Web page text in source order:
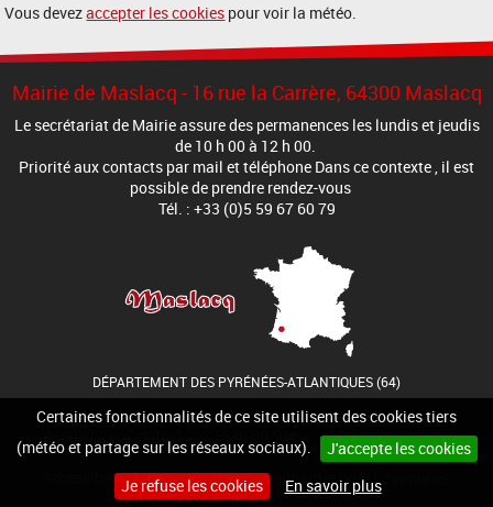
Certaines fonctionnalités de ce site utilisent des cookies tiers
(météo et partage sur les réseaux sociaux).
J'accepte les cookies
Je refuse les cookies
En savoir plus
Vous devezaccepter les cookies pour voir la météo.
Mairie de Maslacq - 16 rue la Carrère, 64300 Maslacq
Le secrétariat de Mairie assure des permanences les lundis et jeudis
de 10 h 00 à 12 h 00.
Priorité aux contacts par mail et téléphone Dans ce contexte , il est
possible de prendre rendez-vous
Tél. : +33 (0)5 59 67 60 79
DÉPARTEMENT DES PYRÉNÉES-ATLANTIQUES (64)
Mentions légales
Accessibilité Cookies Site internet pour communes